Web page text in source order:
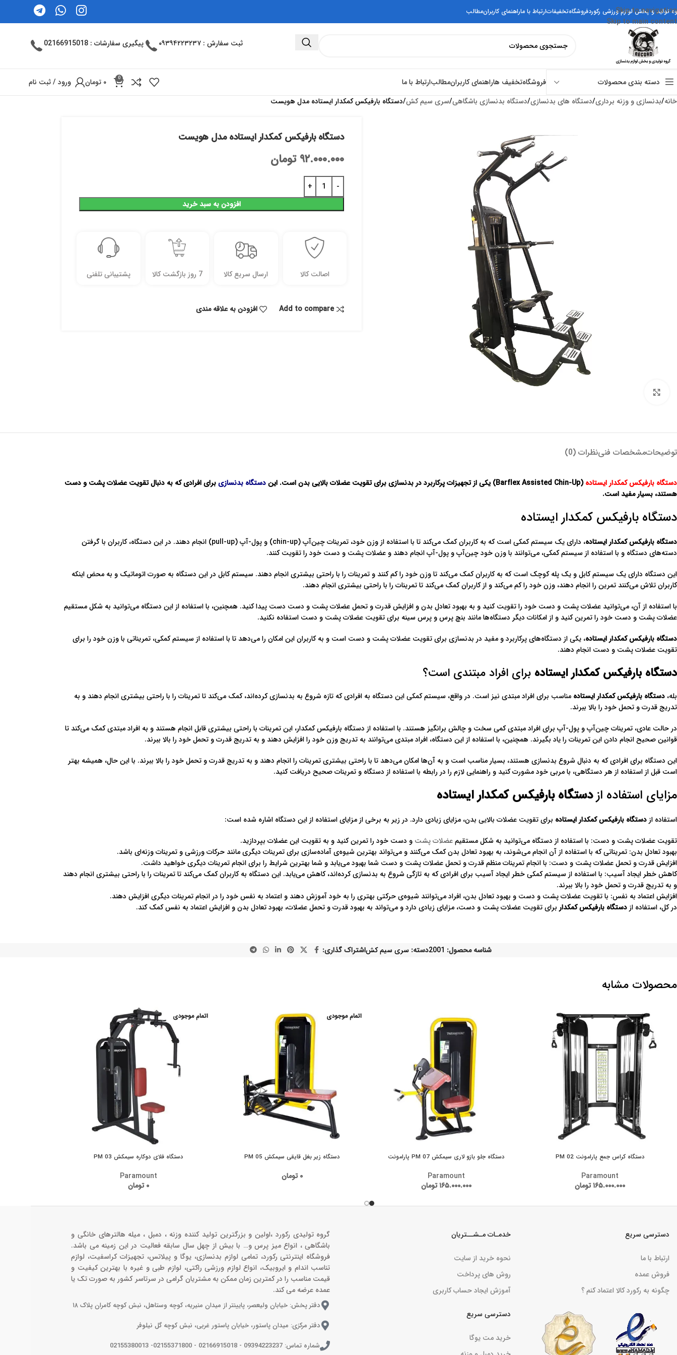
Skip to navigation
Skip to main content
تولید و پخش لوازم ورزشی رکوردفروشگاهتخفیفاتارتباط با ماراهنمای کاربرانمطالب
ثبت سفارش : ۰۹۳۹۴۲۲۳۲۳۷ پیگیری سفارشات : 02166915018
دسته بندی محصولات فروشگاهتخفیف هاراهنمای کاربرانمطالبارتباط با ما 0 ۰ تومان
ورود / ثبت نام
خانه بدنسازی و وزنه برداری دستگاه های بدنسازی دستگاه بدنسازی باشگاهی سری سیم کش دستگاه بارفیکس کمکدار ایستاده مدل هویست
دستگاه بارفیکس کمکدار ایستاده مدل هویست
۹۲.۰۰۰.۰۰۰ تومان
افزودن به سبد خرید
اصالت کالا ارسال سریع کالا 7 روز بازگشت کالا پشتیبانی تلفنی
Add to compare افزودن به علاقه مندی
توضیحاتمشخصات فنینظرات (0)
دستگاه بارفیکس کمکدار ایستاده(Barflex Assisted Chin-Up) یکی از تجهیزات پرکاربرد در بدنسازی برای تقویت عضلات بالایی بدن است. این دستگاه بدنسازیبرای افرادی که به دنبال تقویت عضلات پشت و دست
هستند، بسیار مفید است.
دستگاه بارفیکس کمکدار ایستاده
دستگاه بارفیکس کمکدار ایستاده
، دارای یک سیستم کمکی است که به کاربران کمک می‌کند تا با استفاده از وزن خود، تمرینات چین‌آپ (chin-up) و پول-آپ (pull-up) انجام دهند. در این دستگاه، کاربران با گرفتن
دسته‌های دستگاه و با استفاده از سیستم کمکی، می‌توانند با وزن خود چین‌آپ و پول-آپ انجام دهند و عضلات پشت و دست خود را تقویت کنند.
این دستگاه دارای یک سیستم کابل و یک پله کوچک است که به کاربران کمک می‌کند تا وزن خود را کم کنند و تمرینات را با راحتی بیشتری انجام دهند. سیستم کابل در این دستگاه به صورت اتوماتیک و به محض اینکه
کاربران تلاش می‌کنند تمرین را انجام دهند، وزن خود را کم می‌کند و از کاربران کمک می‌کند تا تمرینات را با راحتی بیشتری انجام دهند.
با استفاده از آن، می‌توانید عضلات پشت و دست خود را تقویت کنید و به بهبود تعادل بدن و افزایش قدرت و تحمل عضلات پشت و دست دست پیدا کنید. همچنین، با استفاده از این دستگاه می‌توانید به شکل مستقیم
عضلات پشت و دست خود را تمرین کنید و از امکانات دیگر دستگاه‌ها مانند بنچ پرس و پرس سینه برای تقویت عضلات پشت و دست استفاده نکنید.
دستگاه بارفیکس کمکدار ایستاده، یکی از دستگاه‌های پرکاربرد و مفید در بدنسازی برای تقویت عضلات پشت و دست است و به کاربران این امکان را می‌دهد تا با استفاده از سیستم کمکی، تمریناتی با وزن خود را برای
تقویت عضلات پشت و دست انجام دهند.
دستگاه بارفیکس کمکدار ایستاده برای افراد مبتندی است؟
بله، دستگاه بارفیکس کمکدار ایستاده مناسب برای افراد مبتدی نیز است. در واقع، سیستم کمکی این دستگاه به افرادی که تازه شروع به بدنسازی کرده‌اند، کمک می‌کند تا تمرینات را با راحتی بیشتری انجام دهند و به
تدریج قدرت و تحمل خود را بالا ببرند.
در حالت عادی، تمرینات چین‌آپ و پول-آپ برای افراد مبتدی کمی سخت و چالش برانگیز هستند. با استفاده از دستگاه بارفیکس کمکدار، این تمرینات با راحتی بیشتری قابل انجام هستند و به افراد مبتدی کمک می‌کند تا
قوانین صحیح انجام دادن این تمرینات را یاد بگیرند. همچنین، با استفاده از این دستگاه، افراد مبتدی می‌توانند به تدریج وزن خود را افزایش دهند و به تدریج قدرت و تحمل خود را بالا ببرند.
این دستگاه برای افرادی که به دنبال شروع بدنسازی هستند، بسیار مناسب است و به آن‌ها امکان می‌دهد تا با راحتی بیشتری تمرینات را انجام دهند و به تدریج قدرت و تحمل خود را بالا ببرند. با این حال، همیشه بهتر
است قبل از استفاده از هر دستگاهی، با مربی خود مشورت کنید و راهنمایی لازم را در رابطه با استفاده از دستگاه و تمرینات صحیح دریافت کنید.
مزایای استفاده ازدستگاه بارفیکس کمکدار ایستاده
استفاده از دستگاه بارفیکس کمکدار ایستاده برای تقویت عضلات بالایی بدن، مزایای زیادی دارد. در زیر به برخی از مزایای استفاده از این دستگاه اشاره شده است:
تقویت عضلات پشت و دست: با استفاده از دستگاه می‌توانید به شکل مستقیمعضلات پشت و دست خود را تمرین کنید و به تقویت این عضلات بپردازید.
بهبود تعادل بدن: تمریناتی که با استفاده از آن انجام می‌شوند، به بهبود تعادل بدن کمک می‌کنند و می‌تواند بهترین شیوه‌ی آماده‌سازی برای تمرینات دیگری مانند حرکات ورزشی و تمرینات وزنه‌ای باشد.
افزایش قدرت و تحمل عضلات پشت و دست: با انجام تمرینات منظم قدرت و تحمل عضلات پشت و دست شما بهبود می‌یابد و شما بهترین شرایط را برای انجام تمرینات دیگری خواهید داشت.
کاهش خطر ایجاد آسیب: با استفاده از سیستم کمکی خطر ایجاد آسیب برای افرادی که به تازگی شروع به بدنسازی کرده‌اند، کاهش می‌یابد. این دستگاه به کاربران کمک می‌کند تا تمرینات را با راحتی بیشتری انجام دهند
و به تدریج قدرت و تحمل خود را بالا ببرند.
افزایش اعتماد به نفس: با تقویت عضلات پشت و دست و بهبود تعادل بدن، افراد می‌توانند شیوه‌ی حرکتی بهتری را به خود آموزش دهند و اعتماد به نفس خود را در انجام تمرینات دیگری افزایش دهند.
در کل، استفاده از دستگاه بارفیکس کمکدار برای تقویت عضلات پشت و دست، مزایای زیادی دارد و می‌تواند به بهبود قدرت و تحمل عضلات، بهبود تعادل بدن و افزایش اعتماد به نفس کمک کند.
شناسه محصول: 2001دسته: سری سیم کشاشتراک گذاری:
محصولات مشابه
دستگاه کراس جمع پارامونت PM 02
Paramount
۱۶۵.۰۰۰.۰۰۰تومان
دستگاه جلو بازو لاری سیمکش PM 07 پارامونت
Paramount
۱۶۵.۰۰۰.۰۰۰تومان
اتمام موجودی
دستگاه زیر بغل قایقی سیمکش PM 05
۰ تومان
اتمام موجودی
دستگاه فلای دوکاره سیمکش PM 03
Paramount
۰ تومان
دسترسی سریع
ارتباط با ما
فروش عمده
چگونه به رکورد کالا اعتماد کنم ؟
خدمـات مـشــتریان
نحوه خرید از سایت
روش های پرداخت
آموزش ایجاد حساب کاربری
دسترسی سریع
خرید مت یوگا
گروه تولیدی رکورد ،اولین و بزرگترین تولید کننده وزنه ، دمبل ، میله هالترهای خانگی و
باشگاهی ، انواع میز پرس و‌… با بیش از چهل سال سابقه فعالیت در این زمینه می باشد.
فروشگاه اینترنتی رکورد، تمامی لوازم بدنسازی، یوگا و پیلاتس، تجهیزات کراسفیت، لوازم
تناسب اندام و ایروبیک، انواع لوازم ورزشی راکتی، لوازم طبی و غیره با بهترین کیفیت و
قیمت مناسب را در کمترین زمان ممکن به مشتریان گرامی در سرتاسر کشور به صورت تک یا
عمده عرضه می کند.
دفتر پخش: خیابان ولیعصر، پایینتر از میدان منیریه، کوچه وستاهل، نبش کوچه کامران پلاک ۱۸
دفتر مرکزی: میدان پاستور، خیابان پاستور غربی، نبش کوچه گل نیلوفر
شماره تماس: 09394223237 - 02166915018 - 02155371800- 02155380013